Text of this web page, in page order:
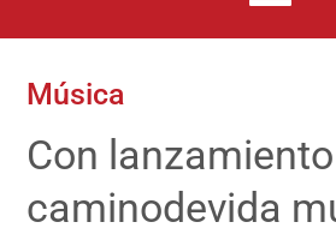
Música
Con
caminodevida